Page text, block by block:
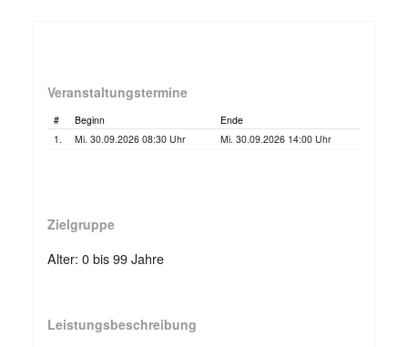
Veranstaltungstermine
# Beginn
Ende
1.
Mi. 30.09.2026 08:30 Uhr Mi. 30.09.2026 14:00 Uhr
Zielgruppe
Alter: 0 bis 99 Jahre
Leistungsbeschreibung